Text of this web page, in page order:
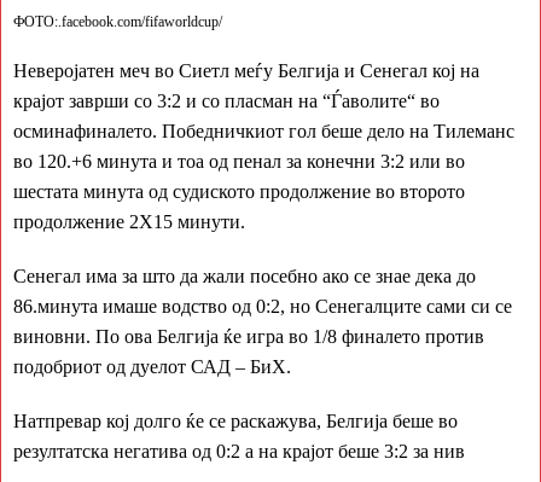
ФОТО:.facebook.com/fifaworldcup/
Неверојатен меч во Сиетл меѓу Белгија и Сенегал кој на
крајот заврши со 3:2 и со пласман на “Ѓаволите“ во
осминафиналето. Победничкиот гол беше дело на Тилеманс
во 120.+6 минута и тоа од пенал за конечни 3:2 или во
шестата минута од судиското продолжение во второто
продолжение 2Х15 минути.
Сенегал има за што да жали посебно ако се знае дека до
86.минута имаше водство од 0:2, но Сенегалците сами си се
виновни. По ова Белгија ќе игра во 1/8 финалето против
подобриот од дуелот САД – БиХ.
Натпревар кој долго ќе се раскажува, Белгија беше во
резултатска негатива од 0:2 а на крајот беше 3:2 за нив